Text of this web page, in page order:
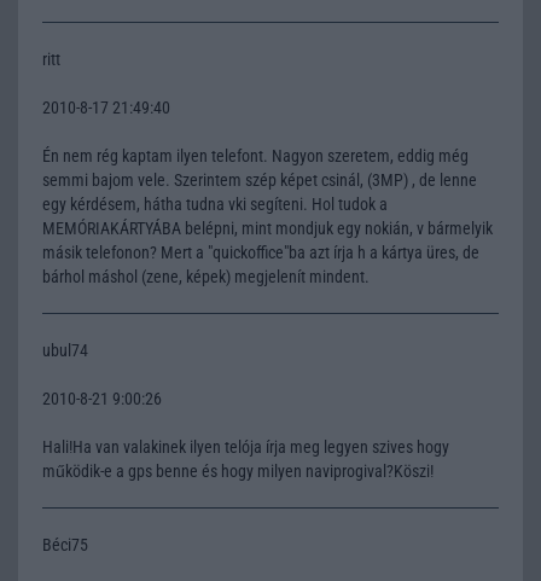
ritt
2010-8-17 21:49:40
Én nem rég kaptam ilyen telefont. Nagyon szeretem, eddig még
semmi bajom vele. Szerintem szép képet csinál, (3MP) , de lenne
egy kérdésem, hátha tudna vki segíteni. Hol tudok a
MEMÓRIAKÁRTYÁBA belépni, mint mondjuk egy nokián, v bármelyik
másik telefonon? Mert a "quickoffice"ba azt írja h a kártya üres, de
bárhol máshol (zene, képek) megjelenít mindent.
ubul74
2010-8-21 9:00:26
Hali!Ha van valakinek ilyen telója írja meg legyen szives hogy
működik-e a gps benne és hogy milyen naviprogival?Köszi!
Béci75